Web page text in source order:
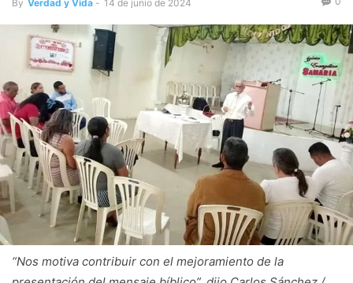
By Verdad y Vida - 14 de junio de 2024
“Nos motiva contribuir con el mejoramiento de la